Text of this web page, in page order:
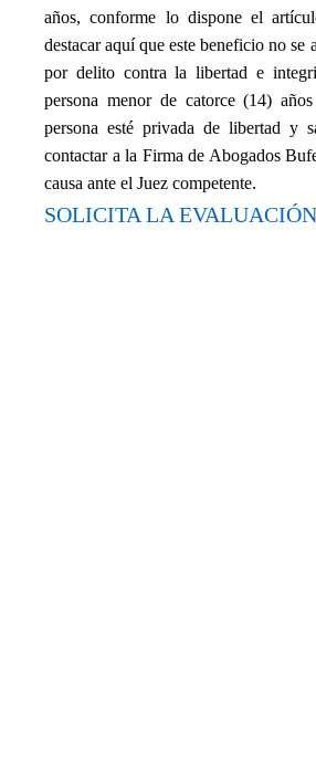
años, conforme lo dispone el
destacar aquí que este beneficio no se
por delito contra la libertad e
persona menor de catorce (14)
persona esté privada de libertad y
contactar a la Firma de Abogados
causa ante el Juez competente.
SOLICITA LA